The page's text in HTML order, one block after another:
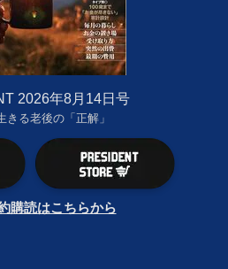
2026年8月14日号
きる老後の「正解」
購読はこちらから